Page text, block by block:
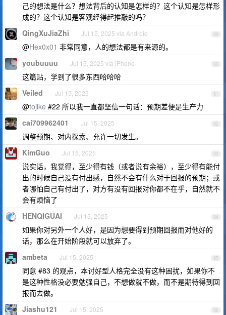
己的想法是什么？想法背后的认知是怎样的？这个认知是怎样形
成的？这个认知是客观经得起推敲的吗？
89
QingXuJiaZhi Jul 15, 2025 via Android
@Hex0x01 非常同意，人的想法都是有来源的。
90
youbuuuu Jul 15, 2025 via iPhone
这篇贴，学到了很多东西哈哈哈
91
Veiled Jul 15, 2025
@tojike #22 所以我一直都坚信一句话：预期差便是生产力
92
cai709962401 Jul 15, 2025
调整预期、对内探索、允许一切发生。
93
KimGuo Jul 15, 2025
说实话，我觉得，至少得有钱（或者说有余裕），至少得有能付
出的时候自己没有付出感，自然不会有什么对于回报的预期；或
者哪怕自己有付出了，对方有没有回报对你都不在乎，自然就不
会有烦恼了
94
HENQIGUAI Jul 15, 2025
如果你对另外一个人好，是因为想要得到预期回报而对他好的
话，那么在开始阶段就可以放弃了。
95
ambeta Jul 15, 2025
同意 #83 的观点，本讨好型人格完全没有这种困扰，如果你不
是这种性格没必要勉强自己，不想做就不做，而不是期待得到回
报而去做。
96
Jiashu121 Jul 15, 2025